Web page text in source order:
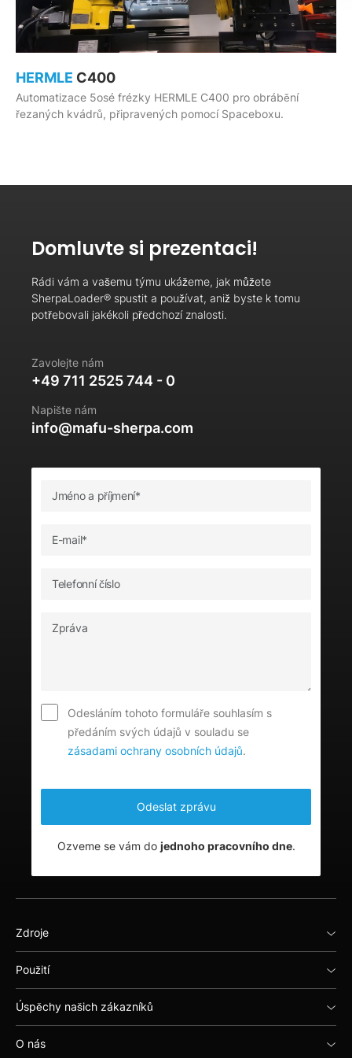
HERMLE C400
Automatizace 5osé frézky HERMLE C400 pro obrábění
řezaných kvádrů, připravených pomocí Spaceboxu.
Domluvte si prezentaci!
Rádi vám a vašemu týmu ukážeme, jak můžete
SherpaLoader® spustit a používat, aniž byste k tomu
potřebovali jakékoli předchozí znalosti.
Zavolejte nám
+49 711 2525 744 - 0
Napište nám
info@mafu-sherpa.com
Odesláním tohoto formuláře souhlasím s
předáním svých údajů v souladu se
zásadami ochrany osobních údajů.
Ozveme se vám do jednoho pracovního dne.
Zdroje
Použití
Úspěchy našich zákazníků
O nás